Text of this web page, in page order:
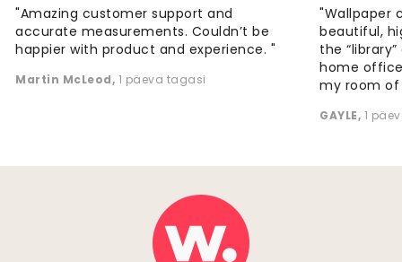
"Amazing customer support and
accurate measurements. Couldn’t be
happier with product and experience. "
Martin McLeod, 1 päeva tagasi
"Wallpaper
beautiful,
the
home
my room of
GAYLE, 1